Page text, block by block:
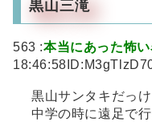
黒山三滝
563 :本当にあった怖い
黒山サンタキだっ
中学の時に遠足で